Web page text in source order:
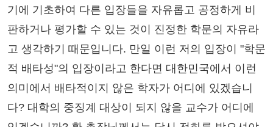
기에 기초하여 다른 입장들을 자유롭고 공정하게 비
판하거나 평가할 수 있는 것이 진정한 학문의 자유라
고 생각하기 때문입니다. 만일 이런 저의 입장이 "학문
적 배타성"의 입장이라고 한다면 대한민국에서 이런
의미에서 배타적이지 않은 학자가 어디에 있겠습니
다? 대학의 중징계 대상이 되지 않을 교수가 어디에